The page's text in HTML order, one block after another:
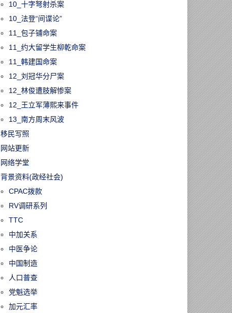
10_十字弩射杀案
10_法登“间谍论”
11_包子铺命案
11_约大留学生柳乾命案
11_韩建国命案
12_刘冠华分尸案
12_林俊遭肢解惨案
12_王立军薄熙来事件
13_南方周末风波
移民写照
网站更新
网络学堂
背景资料(政经社会)
CPAC拨款
RV调研系列
TTC
中加关系
中医争论
中国制造
人口普查
党魁选举
加元汇率